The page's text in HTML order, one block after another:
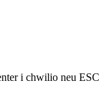
i chwilio neu ESC